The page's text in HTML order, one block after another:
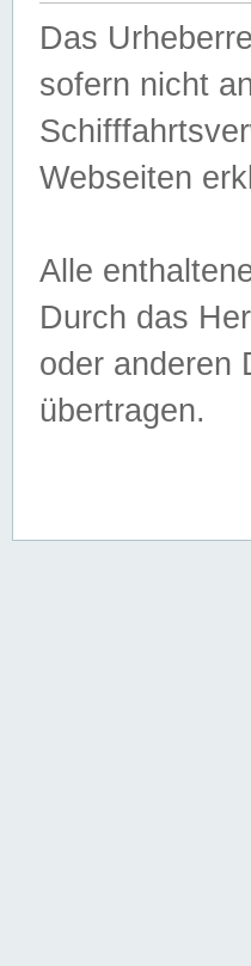
Das
sofern nicht
Webseiten
Alle
Durch das
oder anderen
übertragen.